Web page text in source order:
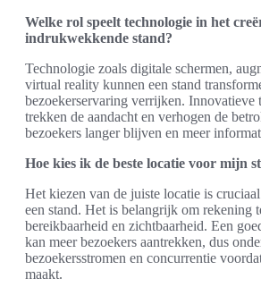
Welke rol speelt technologie in het
indrukwekkende stand?
Technologie zoals digitale schermen,
virtual reality kunnen een stand
bezoekerservaring verrijken. Innovatieve
trekken de aandacht en verhogen de
bezoekers langer blijven en meer
Hoe kies ik de beste locatie voor mijn
Het kiezen van de juiste locatie is
een stand. Het is belangrijk om rekening
bereikbaarheid en zichtbaarheid. Een
kan meer bezoekers aantrekken, dus
bezoekersstromen en concurrentie
maakt.